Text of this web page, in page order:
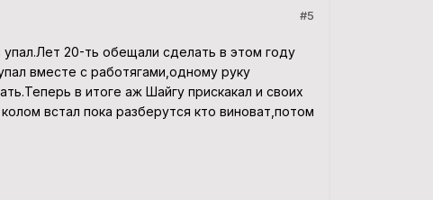
#5
20-ть обещали сделать в этом году
вместе с работягами,одному руку
в итоге аж Шайгу прискакал и своих
встал пока разберутся кто виноват,потом